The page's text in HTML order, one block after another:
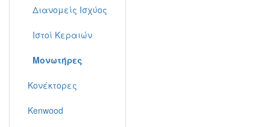
Διανομείς Ισχύος
Ιστοί Κεραιών
Μονωτήρες
Κονέκτορες
Kenwood